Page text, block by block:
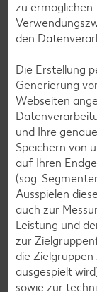
vermischen
Oberfläche
Zurück zur
Weitere
zu
den
Die Erstellung
Generierung
Webseiten
und Ihre
Speichern von
auf Ihren
(sog.
Ausspielen
auch zur
Leistung und
zur
die
ausgespielt
sowie zur